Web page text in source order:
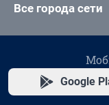
Все города сети
Google